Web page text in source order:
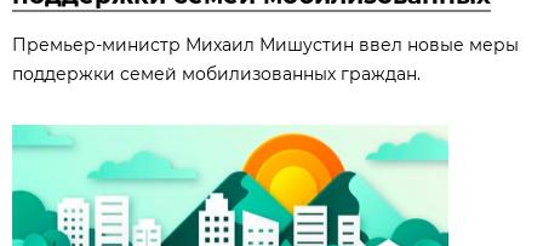
Премьер-министр Михаил Мишустин ввел новые меры
поддержки семей мобилизованных граждан.